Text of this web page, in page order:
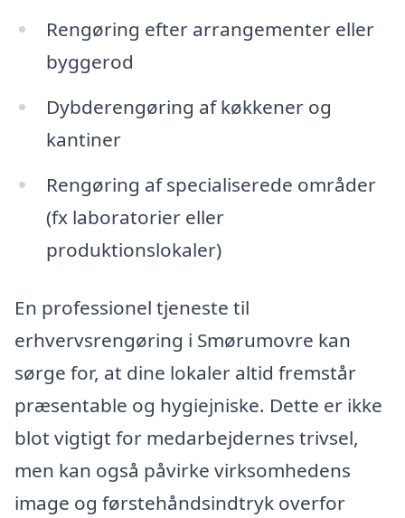
Rengøring efter arrangementer eller
byggerod
Dybderengøring af køkkener og
kantiner
Rengøring af specialiserede områder
(fx laboratorier eller
produktionslokaler)
En professionel tjeneste til
erhvervsrengøring i Smørumovre kan
sørge for, at dine lokaler altid fremstår
præsentable og hygiejniske. Dette er ikke
blot vigtigt for medarbejdernes trivsel,
men kan også påvirke virksomhedens
image og førstehåndsindtryk overfor